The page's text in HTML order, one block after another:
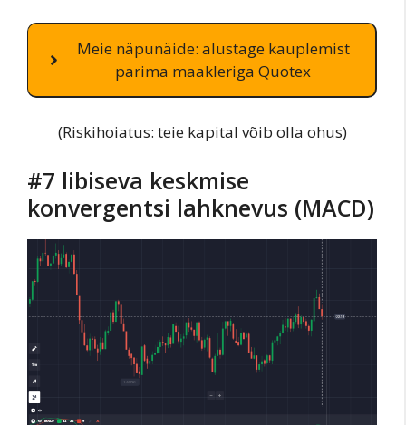
Meie näpunäide: alustage kauplemist
parima maakleriga Quotex
(Riskihoiatus: teie kapital võib olla ohus)
#7 libiseva keskmise
konvergentsi lahknevus (MACD)